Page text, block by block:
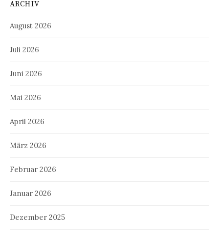
ARCHIV
August 2026
Juli 2026
Juni 2026
Mai 2026
April 2026
März 2026
Februar 2026
Januar 2026
Dezember 2025